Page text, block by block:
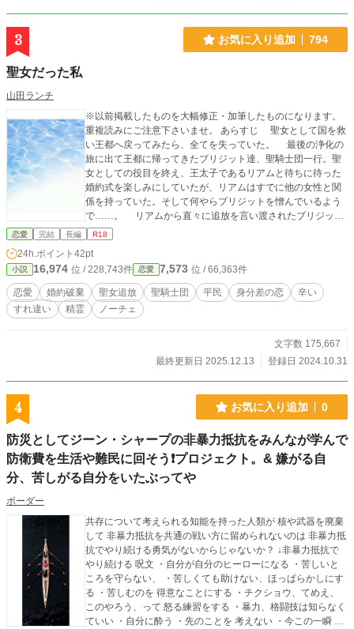
3 お気に入り追加 794
聖女だった私
山田ランチ
※以前掲載したものを大幅修正・加筆したものになります。
重複読みにご注意下さいませ。 あらすじ 聖女として国を救
い王都へ戻ってみたら、全てを失っていた。 最後の浄化の
旅に出て王都に帰ってきたブリジット達、聖騎士団一行。聖
女としての役目を終え、王太子であるリアムと待ちに待った
婚約式を楽しみにしていたが、リアムはすでに他の女性と関
係を持っていた。そして何やらブリジットを憎んでいるよう
で……。 リアムから直々に追放を言い渡されたブリジット
は、自らが清めた国を去らなくてはいけなくなる。 登場人物
ム ２６歳、聖騎士団長、リンドブルム公爵家の嫡男 リア
ム・クラウン ２１歳、第一王子 マチアス・クラウン １５
歳、第二王子 リリアンヌ・ローレン １７歳、ローレン子爵
家の長女 ネリー ブリジットの侍女 推定１４〜１６歳
恋愛 完結 長編 R18
24h.ポイント 42pt
小説 16,974 位 / 228,743件 恋愛 7,573 位 / 66,363件
恋愛 婚約破棄 聖女追放 聖騎士団 平民 身分差の恋
辛い
すれ違い
精霊 ノーチェ
文字数 175,667
最終更新日 2025.12.13
登録日 2024.10.31
4 お気に入り追加 0
防災としてジーン・シャープの非暴力抵抗をみんなが学んで
防衛費を生活や難民に回そう❗プロジェクト。& 嫌がる自
分、苦しがる自分をいたぶってや
ボーダー
共存について考えられる知能を持った人類が 核や武器を廃棄
して 非暴力抵抗を共通の戦い方に留められないのは 非暴力抵
抗でやり続ける勇気がないからじゃないか？ ↓非暴力抵抗で
やり続ける 呪文 ・自分が自分のヒーローになる ・苦しいと
ころを守らない、 ・苦しくても助けない、ほっぱらかしにす
る ・苦しむのを 得意なことにする ・チクショウ、てめえ、
このやろう、って 怒る練習をする ・暴力、格闘技は知らなく
ていい ・自分に酔う ・先のことを 考えない ・今この一瞬 か